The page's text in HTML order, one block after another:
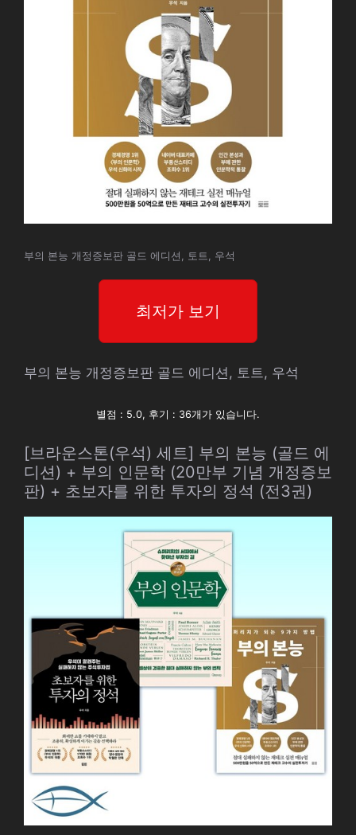
부의 본능 개정증보판 골드 에디션, 토트, 우석
최저가 보기
부의 본능 개정증보판 골드 에디션, 토트, 우석
별점 : 5.0, 후기 : 36개가 있습니다.
[브라운스톤(우석) 세트] 부의 본능 (골드 에
디션) + 부의 인문학 (20만부 기념 개정증보
판) + 초보자를 위한 투자의 정석 (전3권)